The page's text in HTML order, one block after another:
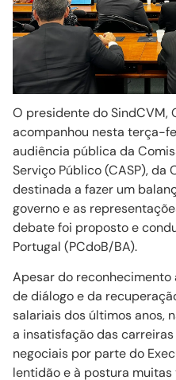
O presidente do SindCVM,
acompanhou nesta terça-
audiência pública da
Serviço Público (CASP), da
destinada a fazer um
governo e as
debate foi proposto e
Portugal (PCdoB/BA).
Apesar do
de diálogo e da
salariais dos últimos anos,
a insatisfação das
negociais por parte do
lentidão e à postura